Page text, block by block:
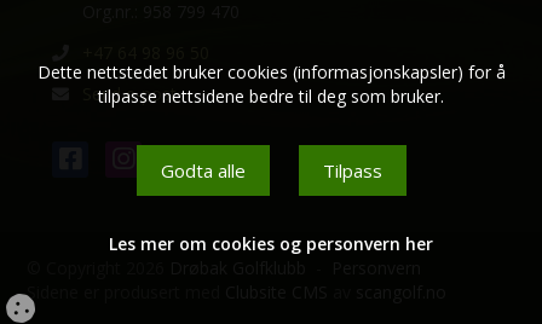
Send e-post
Sidene er produsert med
Dette nettstedet bruker cookies (informasjonskapsler) for å
tilpasse nettsidene bedre til deg som bruker.
Godta alle Tilpass
Les mer om cookies og personvern her